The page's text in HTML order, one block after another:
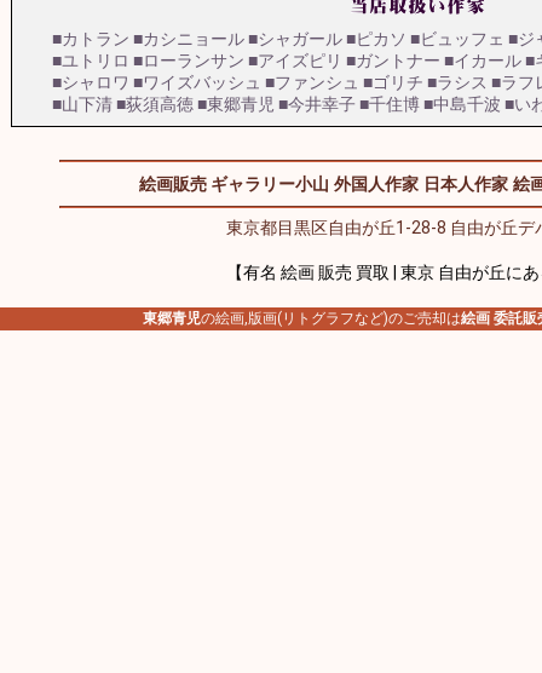
■カトラン ■カシニョール■シャガール■ピカソ ■ビュッフェ ■ジ
■ユトリロ ■ローランサン ■アイズピリ ■ガントナー ■イカール■
■シャロワ ■ワイズバッシュ ■ファンシュ ■ゴリチ ■ラシス ■ラフ
■山下清■荻須高徳■東郷青児 ■今井幸子■千住博■中島千波 ■い
絵画販売 ギャラリー小山 外国人作家 日本人作家 絵
東京都目黒区自由が丘1-28-8 自由が丘デ
【有名 絵画 販売 買取 | 東京 自由が丘に
東郷青児の絵画,版画(リトグラフなど)のご売却は絵画 委託販